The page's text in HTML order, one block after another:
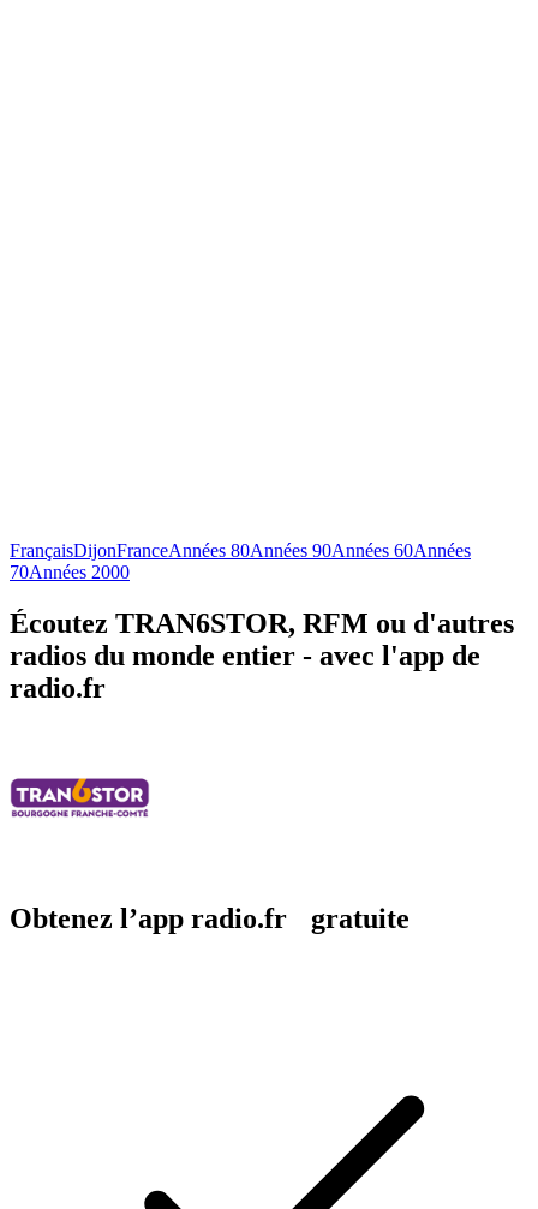
FrançaisDijonFranceAnnées 80Années 90Années 60Années
70Années 2000
Écoutez TRAN6STOR, RFM ou d'autres
radios du monde entier - avec l'app de
radio.fr
Obtenez l’app radio.fr gratuite